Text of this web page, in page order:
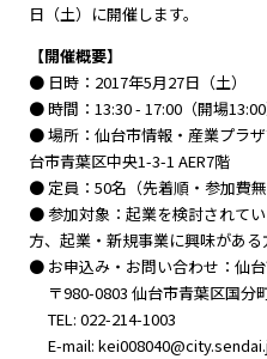
日（土）に開催します。
【開催概要】
● 日時：2017年5月27日（土）
● 時間：13:30 - 17:00（開場13:00
● 場所：仙台市情報・産業プラ
台市青葉区中央1-3-1 AER7階
● 定員：50名（先着順・参加費無
● 参加対象：起業を検討されて
方、起業・新規事業に興味がある
● お申込み・お問い合わせ：仙
〒980-0803 仙台市青葉区国分
TEL: 022-214-1003
E-mail: